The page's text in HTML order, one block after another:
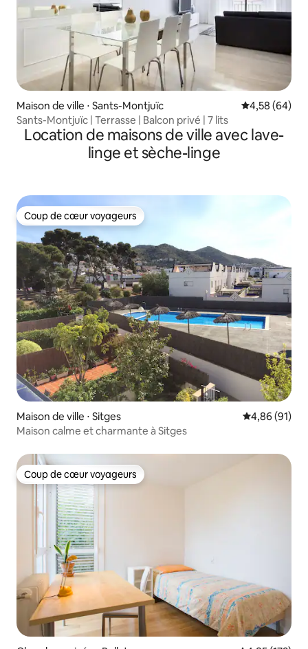
Maison de ville ⋅ Sants-Montjuïc Évaluation
4,58 (64)
Sants-Montjuïc | Terrasse | Balcon privé | 7 lits
Location de maisons de ville avec lave-
linge et sèche-linge
Coup de cœur voyageurs
Coup de cœur voyageurs
Maison de ville ⋅ Sitges Évaluation
4,86 (91)
Maison calme et charmante à Sitges
Coup de cœur voyageurs
Coup de cœur voyageurs